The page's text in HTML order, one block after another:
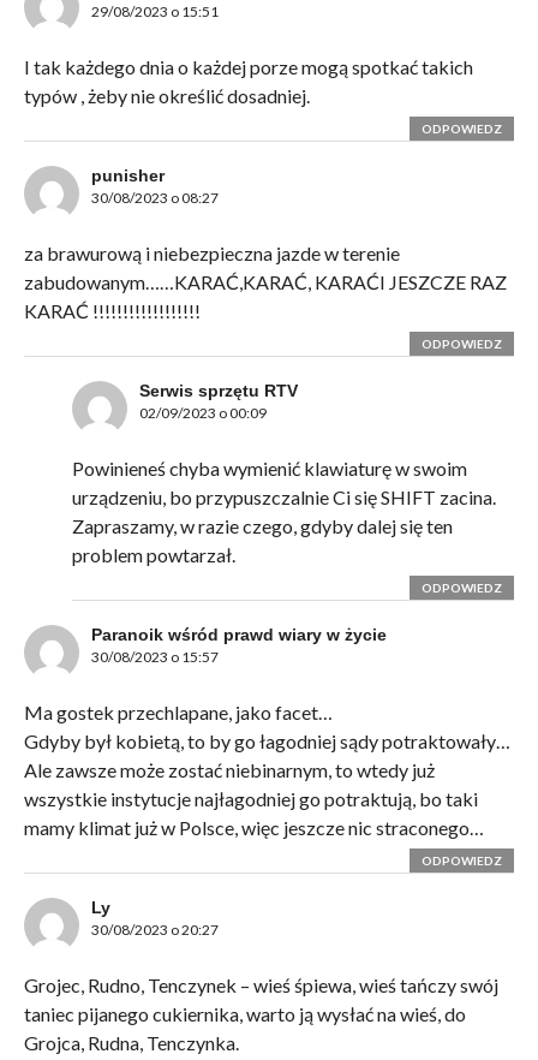
29/08/2023 o 15:51
I tak każdego dnia o każdej porze mogą spotkać takich
typów , żeby nie określić dosadniej.
ODPOWIEDZ
punisher
30/08/2023 o 08:27
za brawurową i niebezpieczna jazde w terenie
zabudowanym……KARAĆ,KARAĆ, KARAĆI JESZCZE RAZ
KARAĆ !!!!!!!!!!!!!!!!!!
ODPOWIEDZ
Serwis sprzętu RTV
02/09/2023 o 00:09
Powinieneś chyba wymienić klawiaturę w swoim
urządzeniu, bo przypuszczalnie Ci się SHIFT zacina.
Zapraszamy, w razie czego, gdyby dalej się ten
problem powtarzał.
ODPOWIEDZ
Paranoik wśród prawd wiary w życie
30/08/2023 o 15:57
Ma gostek przechlapane, jako facet…
Gdyby był kobietą, to by go łagodniej sądy potraktowały…
Ale zawsze może zostać niebinarnym, to wtedy już
wszystkie instytucje najłagodniej go potraktują, bo taki
mamy klimat już w Polsce, więc jeszcze nic straconego…
ODPOWIEDZ
Ly
30/08/2023 o 20:27
Grojec, Rudno, Tenczynek – wieś śpiewa, wieś tańczy swój
taniec pijanego cukiernika, warto ją wysłać na wieś, do
Grojca, Rudna, Tenczynka.